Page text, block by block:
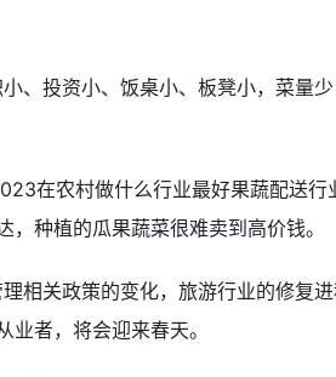
、投资小、饭桌小、板凳小，菜量少
在农村做什么行业最好果蔬配送行
种植的瓜果蔬菜很难卖到高价钱。
相关政策的变化，旅游行业的修复
者，将会迎来春天。